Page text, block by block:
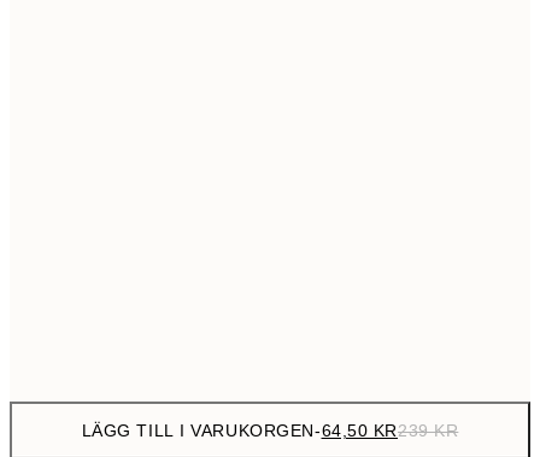
LÄGG TILL I VARUKORGEN-64,50 KR239 KR